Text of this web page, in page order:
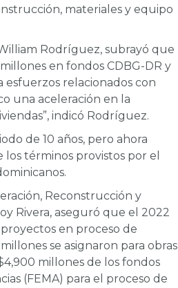
materiales y equipo
Rodríguez, subrayó que
en fondos CDBG-DR y
esfuerzos relacionados con
una aceleración en la
indicó Rodríguez.
de 10 años, pero ahora
términos provistos por el
Reconstrucción y
Rivera, aseguró que el 2022
en proceso de
se asignaron para obras
millones de los fondos
(FEMA) para el proceso de